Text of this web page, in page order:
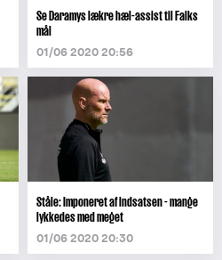
Se Daramys lækre hæl-assist til Falks
mål
01/06 2020 20:56
Ståle: Imponeret af indsatsen - mange
lykkedes med meget
01/06 2020 20:30